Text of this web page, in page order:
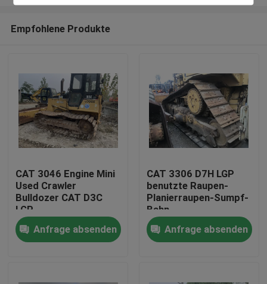
Haus
Produkte
Über uns
Empfohlene Produkte
CAT 3046 Engine Mini
Used Crawler
Bulldozer CAT D3C
LGP
Anfrage absenden
CAT 3306 D7H LGP
benutzte Raupen-
Planierraupen-Sumpf-
Bahn
Anfrage absenden